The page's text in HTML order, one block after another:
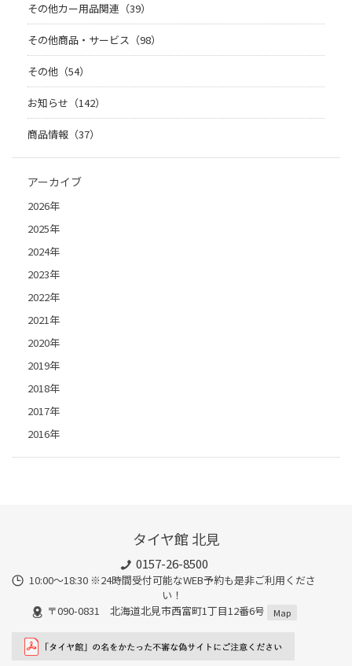
その他カー用品関連（39）
その他商品・サービス（98）
その他（54）
お知らせ（142）
商品情報（37）
アーカイブ
2026年
2025年
2024年
2023年
2022年
2021年
2020年
2019年
2018年
2017年
2016年
タイヤ館 北見
0157-26-8500
10:00～18:30 ※24時間受付可能なWEB予約も是非ご利用くださ
い！
〒090-0831 北海道北見市西富町1丁目12番6号
Map